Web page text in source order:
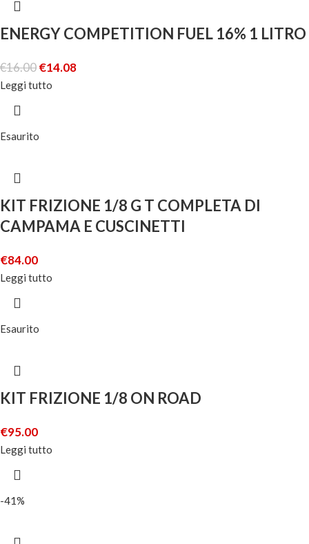
ENERGY COMPETITION FUEL 16% 1 LITRO
€16.00€14.08
Leggi tutto
Esaurito
KIT FRIZIONE 1/8 G T COMPLETA DI
CAMPAMA E CUSCINETTI
€84.00
Leggi tutto
Esaurito
KIT FRIZIONE 1/8 ON ROAD
€95.00
Leggi tutto
-41%